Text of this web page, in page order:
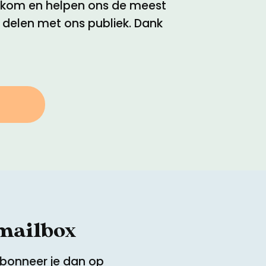
en helpen ons de meest
met ons publiek. Dank
je dan op